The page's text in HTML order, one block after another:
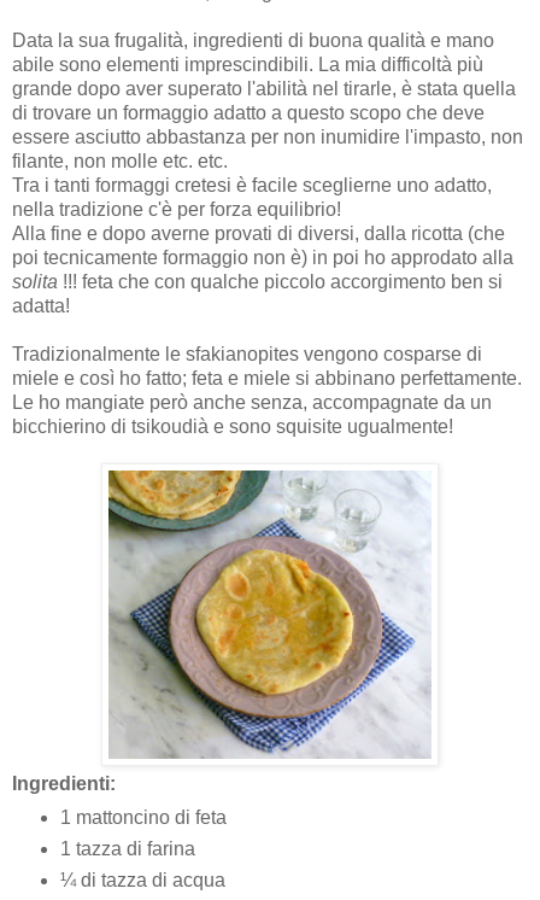
Data la sua frugalità, ingredienti di buona qualità e mano
abile sono elementi imprescindibili. La mia difficoltà più
grande dopo aver superato l'abilità nel tirarle, è stata quella
di trovare un formaggio adatto a questo scopo che deve
essere asciutto abbastanza per non inumidire l'impasto, non
filante, non molle etc. etc.
Tra i tanti formaggi cretesi è facile sceglierne uno adatto,
nella tradizione c'è per forza equilibrio!
Alla fine e dopo averne provati di diversi, dalla ricotta (che
poi tecnicamente formaggio non è) in poi ho approdato alla
solita !!! feta che con qualche piccolo accorgimento ben si
adatta!
Tradizionalmente le sfakianopites vengono cosparse di
miele e così ho fatto; feta e miele si abbinano perfettamente.
Le ho mangiate però anche senza, accompagnate da un
bicchierino di tsikoudià e sono squisite ugualmente!
Ingredienti:
1 mattoncino di feta
1 tazza di farina
¼ di tazza di acqua